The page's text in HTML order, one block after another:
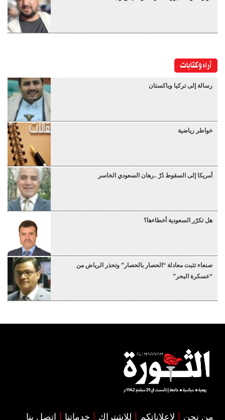
آراء وكتابات
رسالة إلى تركيا وباكستان
خواطر رياضية
أمريكا إلى السقوط دُرْ ..رهان السعودي الخاسر
هل تكرّر السعودية أخطاءها؟
صنعاء تثبت معادلة “الحصار بالحصار” وتحذر الرياض من
“عسكرة البحر”
من نحن لإعلاناتكم للإشتراك خدماتنا اتصل بنا